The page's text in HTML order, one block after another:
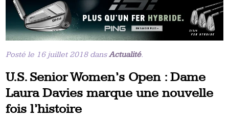
Posté le 16 juillet 2018 dansActualité.
U.S. Senior Women’s Open : Dame
Laura Davies marque une nouvelle
fois l’histoire